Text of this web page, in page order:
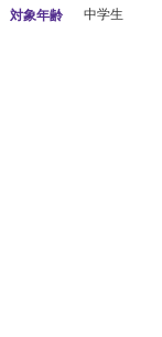
対象年齢 中学生